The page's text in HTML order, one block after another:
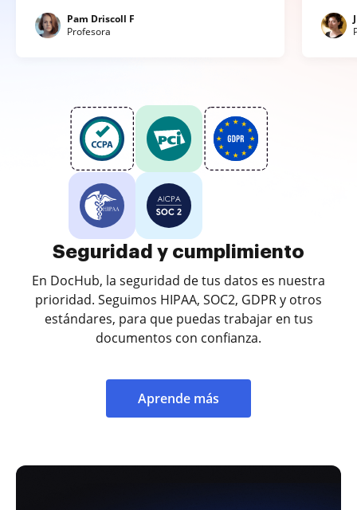
Pam Driscoll F
Profesora
Seguridad y cumplimiento
En DocHub, la seguridad de tus datos es nuestra
prioridad. Seguimos HIPAA, SOC2, GDPR y otros
estándares, para que puedas trabajar en tus
documentos con confianza.
Aprende más